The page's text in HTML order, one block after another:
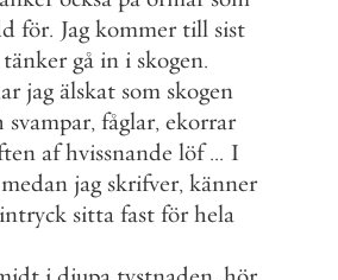
för. Jag kommer till sist
tänker gå in i skogen.
jag älskat som skogen
svampar, fåglar, ekorrar
af hvissnande löf ... I
medan jag skrifver, känner
intryck sitta fast för hela